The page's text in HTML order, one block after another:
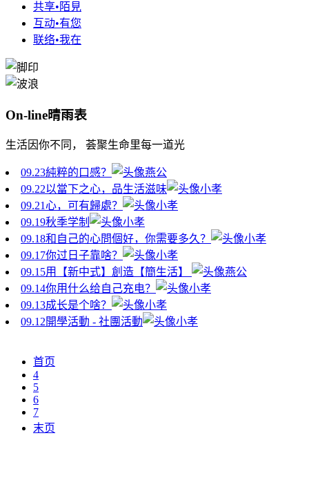
共享•陌見
互动•有您
联络•我在
On-line晴雨表
生活因你不同， 荟聚生命里每一道光
09.23純粹的口感？
燕公
09.22以當下之心，品生活滋味
小孝
09.21心，可有歸處？
小孝
09.19秋季学制
小孝
09.18和自己的心問個好，你需要多久？
小孝
09.17你过日子靠啥？
小孝
09.15用【新中式】創造【簡生活】
燕公
09.14你用什么给自己充电？
小孝
09.13成长是个啥？
小孝
09.12開學活動 - 社團活動 小孝
首页
4
5
6
7
末页